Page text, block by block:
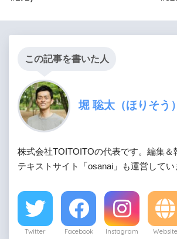
この記事を書いた人
堀 聡太（ほりそう）
株式会社TOITOITOの代表です。編集＆
テキストサイト「osanai」も運営してい
Twitter Facebook Instagram Website